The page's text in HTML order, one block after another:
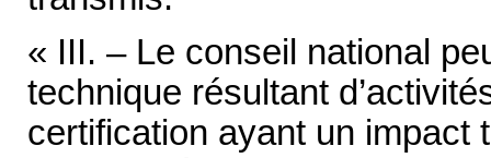
« III. – Le conseil national
technique résultant
certification ayant un impact